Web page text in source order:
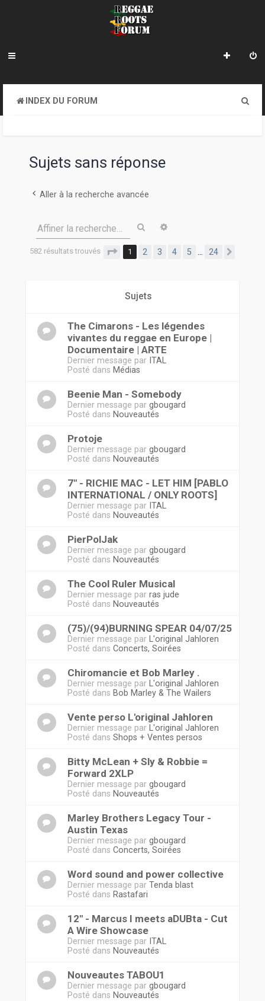
INDEX DU FORUM
Sujets sans réponse
Aller à la recherche avancée
Affiner la recherche… Rechercher
582 résultats trouvés Page 1sur
1 2 3 4 5 24
Sujets
The Cimarons - Les légendes
vivantes du reggae en Europe |
Documentaire | ARTE
Dernier message par ITAL
Posté dans Médias
Beenie Man - Somebody
Dernier message par gbougard
Posté dans Nouveautés
Protoje
Dernier message par gbougard
Posté dans Nouveautés
7" - RICHIE MAC - LET HIM [PABLO
INTERNATIONAL / ONLY ROOTS]
Dernier message par ITAL
Posté dans Nouveautés
PierPolJak
Dernier message par gbougard
Posté dans Nouveautés
The Cool Ruler Musical
Dernier message par ras jude
Posté dans Nouveautés
(75)/(94)BURNING SPEAR 04/07/25
Dernier message par
L'original Jahloren
Posté dans Concerts, Soirées
Chiromancie et Bob Marley .
Dernier message par
L'original Jahloren
Posté dans Bob Marley & The Wailers
Vente perso L'original Jahloren
Dernier message par
L'original Jahloren
Posté dans Shops + Ventes persos
Bitty McLean + Sly & Robbie =
Forward 2XLP
Dernier message par gbougard
Posté dans Nouveautés
Marley Brothers Legacy Tour -
Austin Texas
Dernier message par gbougard
Posté dans Concerts, Soirées
Word sound and power collective
Dernier message par Tenda blast
Posté dans Rastafari
12'' - Marcus I meets aDUBta - Cut
A Wire Showcase
Dernier message par ITAL
Posté dans Nouveautés
Nouveautes TABOU1
Dernier message par gbougard
Posté dans Nouveautés